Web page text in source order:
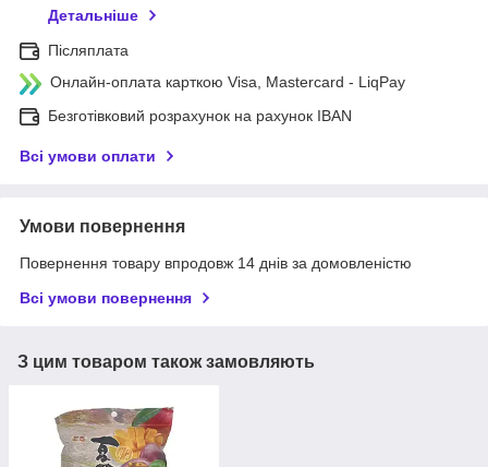
Детальніше
Післяплата
Онлайн-оплата карткою Visa, Mastercard - LiqPay
Безготівковий розрахунок на рахунок IBAN
Всі умови оплати
Умови повернення
Повернення товару впродовж 14 днів за домовленістю
Всі умови повернення
З цим товаром також замовляють